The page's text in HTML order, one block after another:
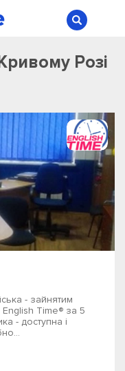
Розі
- зайнятим
Time® за 5
- доступна і